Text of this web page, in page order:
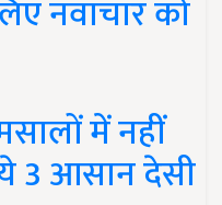
नवाचार को
में नहीं
3 आसान देसी